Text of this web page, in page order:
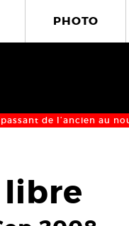
PHOTO
de l’ancien au